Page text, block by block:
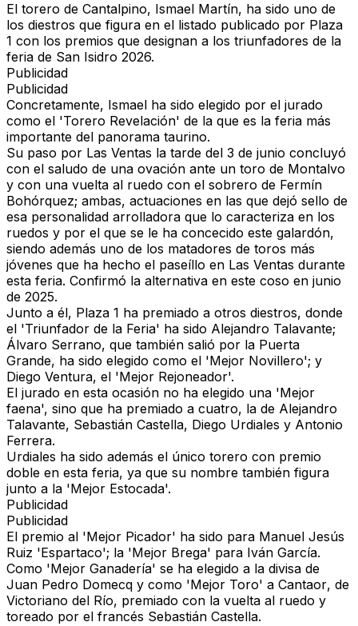
El torero de Cantalpino, Ismael Martín, ha sido uno de
los diestros que figura en el listado publicado por Plaza
1 con los premios que designan a los triunfadores de la
feria de San Isidro 2026.
Publicidad
Publicidad
Concretamente, Ismael ha sido elegido por el jurado
como el 'Torero Revelación' de la que es la feria más
importante del panorama taurino.
Su paso por Las Ventas la tarde del 3 de junio concluyó
con el saludo de una ovación ante un toro de Montalvo
y con una vuelta al ruedo con el sobrero de Fermín
Bohórquez; ambas, actuaciones en las que dejó sello de
esa personalidad arrolladora que lo caracteriza en los
ruedos y por el que se le ha concecido este galardón,
siendo además uno de los matadores de toros más
jóvenes que ha hecho el paseíllo en Las Ventas durante
esta feria. Confirmó la alternativa en este coso en junio
de 2025.
Junto a él, Plaza 1 ha premiado a otros diestros, donde
el 'Triunfador de la Feria' ha sido Alejandro Talavante;
Álvaro Serrano, que también salió por la Puerta
Grande, ha sido elegido como el 'Mejor Novillero'; y
Diego Ventura, el 'Mejor Rejoneador'.
El jurado en esta ocasión no ha elegido una 'Mejor
faena', sino que ha premiado a cuatro, la de Alejandro
Talavante, Sebastián Castella, Diego Urdiales y Antonio
Ferrera.
Urdiales ha sido además el único torero con premio
doble en esta feria, ya que su nombre también figura
junto a la 'Mejor Estocada'.
Publicidad
Publicidad
El premio al 'Mejor Picador' ha sido para Manuel Jesús
Ruiz 'Espartaco'; la 'Mejor Brega' para Iván García.
Como 'Mejor Ganadería' se ha elegido a la divisa de
Juan Pedro Domecq y como 'Mejor Toro' a Cantaor, de
Victoriano del Río, premiado con la vuelta al ruedo y
toreado por el francés Sebastián Castella.